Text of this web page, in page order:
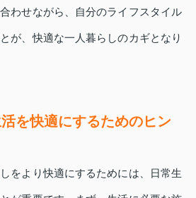
わせながら、自分のライフスタイル
が、快適な一人暮らしのカギとなり
を快適にするためのヒン
をより快適にするためには、日常生